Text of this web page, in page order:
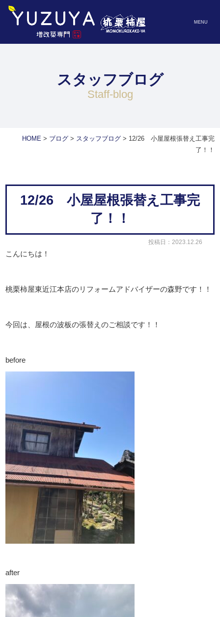
MENU
スタッフブログ
staff-blog
HOME> ブログ> スタッフブログ> 12/26 小屋屋根張替え工事完
了！！
12/26 小屋屋根張替え工事完
了！！
投稿日：2023.12.26
こんにちは！
桃栗柿屋東近江本店のリフォームアドバイザーの森野です！！
今回は、屋根の波板の張替えのご相談です！！
before
after